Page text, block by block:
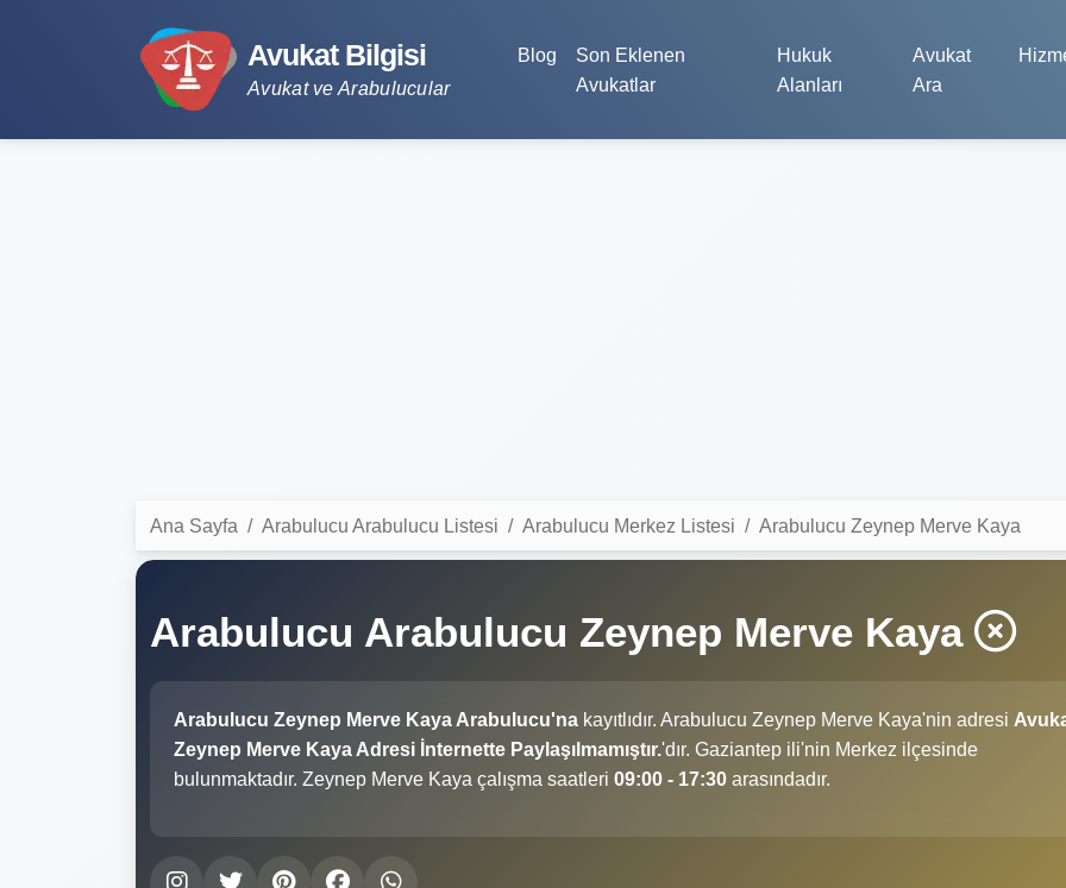
Avukat Bilgisi
Avukat ve Arabulucular
Blog
Son Eklenen
Avukatlar
Hukuk
Alanları
Avukat
Ara
Ana Sayfa Arabulucu Arabulucu Listesi Arabulucu Merkez Listesi Arabulucu Zeynep Merve Kaya
Arabulucu Arabulucu Zeynep Merve Kaya
Arabulucu Zeynep Merve Kaya Arabulucu'na kayıtlıdır. Arabulucu Zeynep Merve Kaya'nin adresi
Zeynep Merve Kaya Adresi İnternette Paylaşılmamıştır.'dır. Gaziantep ili'nin Merkez ilçesinde
bulunmaktadır. Zeynep Merve Kaya çalışma saatleri 09:00 - 17:30 arasındadır.